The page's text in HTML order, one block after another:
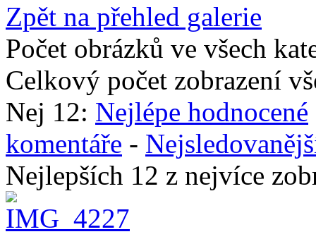
Zpět na přehled galerie
Počet obrázků ve všech
Celkový počet zobrazení
Nej 12: Nejlépe hodnocené
komentáře -
Nejlepších 12 z nejvíce